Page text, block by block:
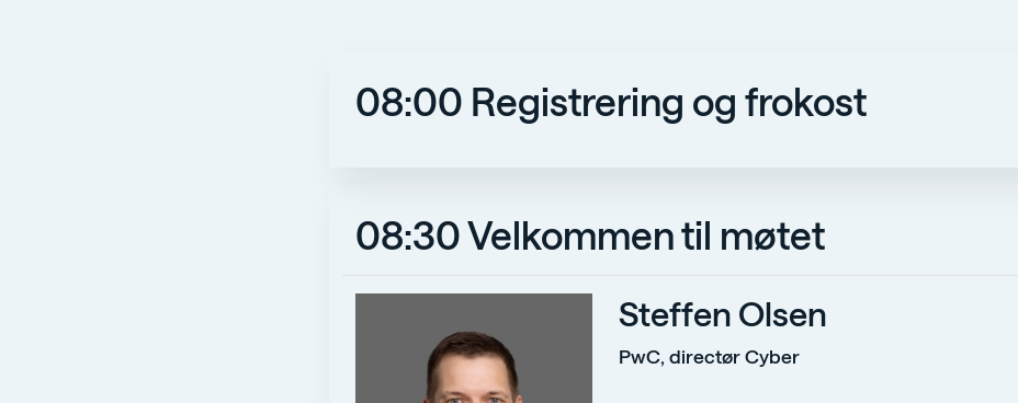
08:00 Registrering og frokost
08:30 Velkommen til møtet
Steffen Olsen
PwC, directør Cyber